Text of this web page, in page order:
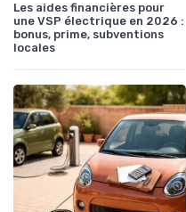
Les aides financières pour
une VSP électrique en 2026 :
bonus, prime, subventions
locales